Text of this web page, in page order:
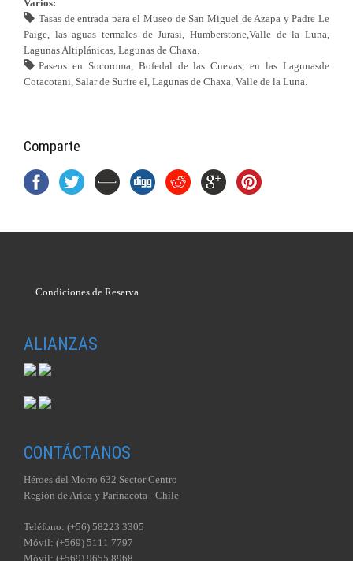
Varios:
Tasas de entrada para el Museo de San Miguel de Azapa y Padre Le
Paige, las aguas termales de Jurasi, Humberstone,Valle de la Luna,
Lagunas Altiplánicas, Lagunas de Chaxa.
Paseos en Socoroma, Bofedal de las Cuevas, en las Lagunasde
Cotacotani, Salar de Surire el, Lagunas de Chaxa, Valle de la Luna.
Comparte
Condiciones de Reserva
ALIANZAS
CONTÁCTANOS
Héroes del Morro 632 Sector Centro
Región de Arica y Parinacota - Chile
Teléfono: (+56) 58223 3305
Móvil: (+569) 5111 7797
Móvil: (+569) 9655 8968